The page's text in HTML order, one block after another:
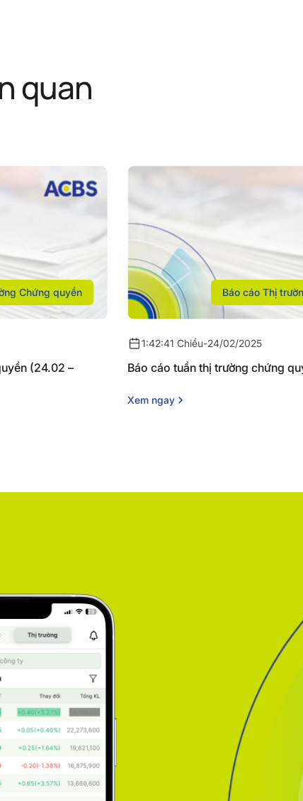
quan
Chứng quyền
(24.02 –
Báo cáo Thị
1:42:41 Chiều-24/02/2025
Báo cáo tuần thị trường chứng
Xem ngay